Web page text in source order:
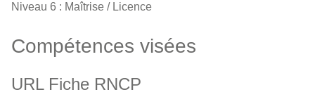
Niveau 6 : Maîtrise / Licence
Compétences visées
URL Fiche RNCP